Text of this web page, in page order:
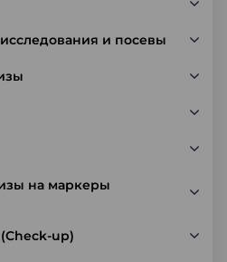
и посевы
на маркеры
up)